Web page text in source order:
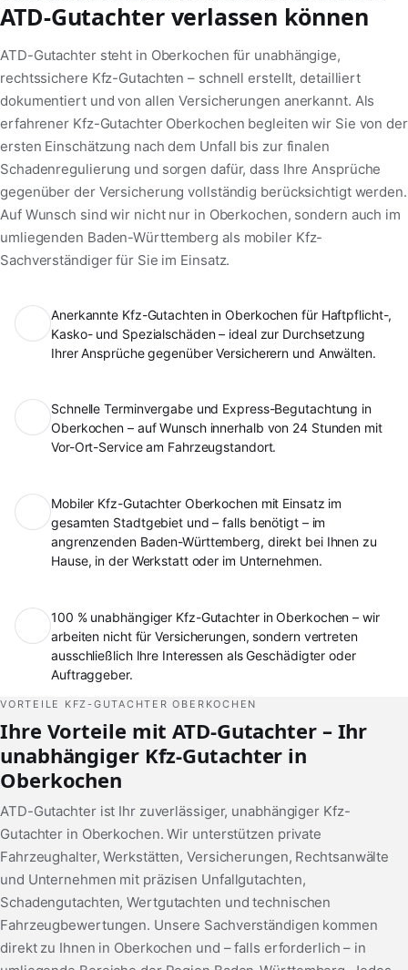
ATD-Gutachter verlassen können
ATD-Gutachter steht in Oberkochen für unabhängige,
rechtssichere Kfz-Gutachten – schnell erstellt, detailliert
dokumentiert und von allen Versicherungen anerkannt. Als
erfahrener Kfz-Gutachter Oberkochen begleiten wir Sie von der
ersten Einschätzung nach dem Unfall bis zur finalen
Schadenregulierung und sorgen dafür, dass Ihre Ansprüche
gegenüber der Versicherung vollständig berücksichtigt werden.
Auf Wunsch sind wir nicht nur in Oberkochen, sondern auch im
umliegenden Baden-Württemberg als mobiler Kfz-
Sachverständiger für Sie im Einsatz.
Anerkannte Kfz-Gutachten in Oberkochen für Haftpflicht-,
Kasko- und Spezialschäden – ideal zur Durchsetzung
Ihrer Ansprüche gegenüber Versicherern und Anwälten.
Schnelle Terminvergabe und Express-Begutachtung in
Oberkochen – auf Wunsch innerhalb von 24 Stunden mit
Vor-Ort-Service am Fahrzeugstandort.
Mobiler Kfz-Gutachter Oberkochen mit Einsatz im
gesamten Stadtgebiet und – falls benötigt – im
angrenzenden Baden-Württemberg, direkt bei Ihnen zu
Hause, in der Werkstatt oder im Unternehmen.
100 % unabhängiger Kfz-Gutachter in Oberkochen – wir
arbeiten nicht für Versicherungen, sondern vertreten
ausschließlich Ihre Interessen als Geschädigter oder
Auftraggeber.
VORTEILE KFZ-GUTACHTER OBERKOCHEN
Ihre Vorteile mit ATD-Gutachter – Ihr
unabhängiger Kfz-Gutachter in
Oberkochen
ATD-Gutachter ist Ihr zuverlässiger, unabhängiger Kfz-
Gutachter in Oberkochen. Wir unterstützen private
Fahrzeughalter, Werkstätten, Versicherungen, Rechtsanwälte
und Unternehmen mit präzisen Unfallgutachten,
Schadengutachten, Wertgutachten und technischen
Fahrzeugbewertungen. Unsere Sachverständigen kommen
direkt zu Ihnen in Oberkochen und – falls erforderlich – in